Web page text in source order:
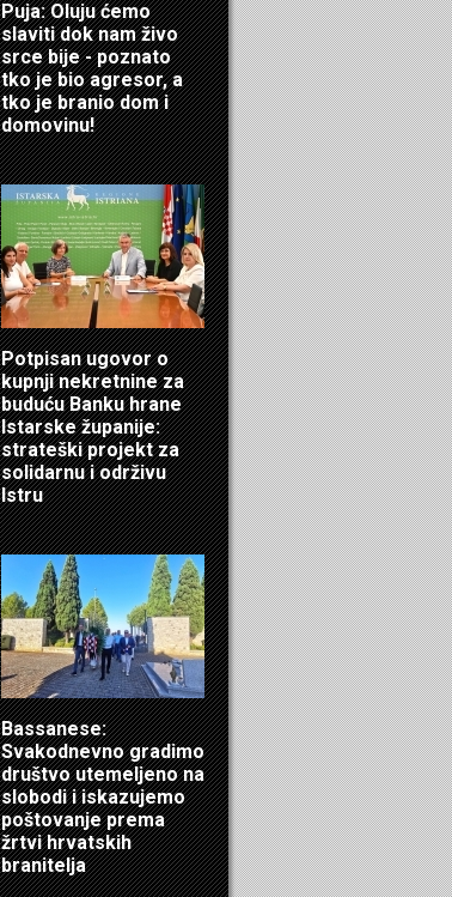
Puja: Oluju ćemo
slaviti dok nam živo
srce bije - poznato
tko je bio agresor, a
tko je branio dom i
domovinu!
Potpisan ugovor o
kupnji nekretnine za
buduću Banku hrane
Istarske županije:
strateški projekt za
solidarnu i održivu
Istru
Bassanese:
Svakodnevno gradimo
društvo utemeljeno na
slobodi i iskazujemo
poštovanje prema
žrtvi hrvatskih
branitelja